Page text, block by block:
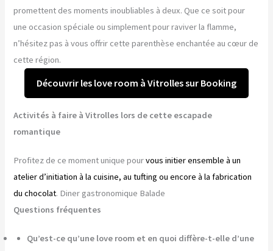
promettent des moments inoubliables à deux. Que ce soit pour
une occasion spéciale ou simplement pour raviver la flamme,
n’hésitez pas à vous offrir cette parenthèse enchantée au cœur de
cette région.
Découvrir les love room à Vitrolles sur Booking
Activités à faire à Vitrolles lors de cette escapade
romantique
Profitez de ce moment unique pourvous initier ensemble à un
atelier d’initiation à la cuisine, au tufting ou encore à la fabrication
du chocolat. Diner gastronomique Balade
Questions fréquentes
Qu’est-ce qu’une love room et en quoi diffère-t-elle d’une